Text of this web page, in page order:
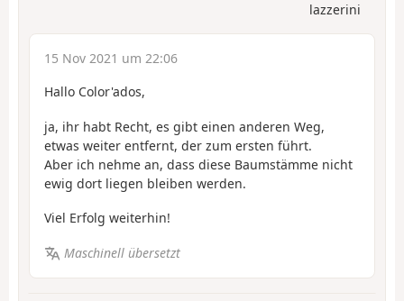
lazzerini
15 Nov 2021 um 22:06
Hallo Color'ados,
ja, ihr habt Recht, es gibt einen anderen Weg,
etwas weiter entfernt, der zum ersten führt.
Aber ich nehme an, dass diese Baumstämme nicht
ewig dort liegen bleiben werden.
Viel Erfolg weiterhin!
Maschinell übersetzt